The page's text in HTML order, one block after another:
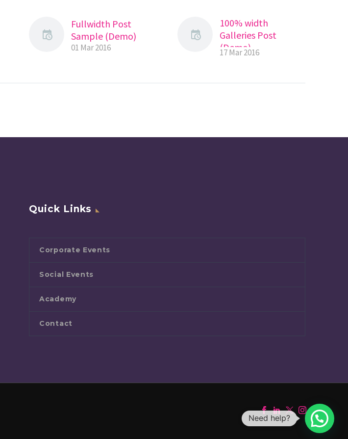
Fullwidth Post
Sample (Demo)
01 Mar 2016
100% width
Galleries Post
(Demo)
auctor aliquet.
17 Mar 2016
Quick Links
Corporate Events
Social Events
Academy
Contact
Need help?